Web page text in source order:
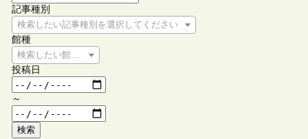
記事種別
検索したい記事種別を選択してください
館種
検索したい館種を選択してください
投稿日
～
検索